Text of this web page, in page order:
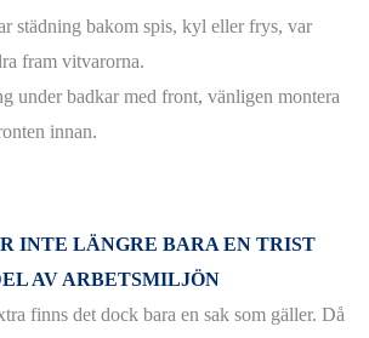
städning bakom spis, kyl eller frys, var
fram vitvarorna.
under badkar med front, vänligen montera
innan.
INTE LÄNGRE BARA EN TRIST
AV ARBETSMILJÖN
finns det dock bara en sak som gäller. Då